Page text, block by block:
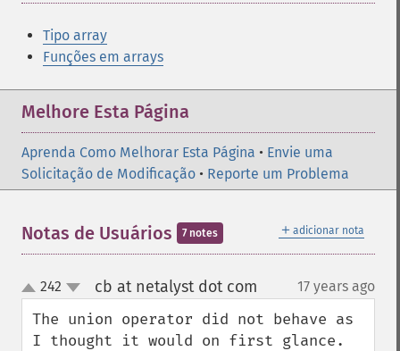
Tipo array
Funções em arrays
Melhore Esta Página
Aprenda Como Melhorar Esta Página • Envie uma
Solicitação de Modificação • Reporte um Problema
＋ adicionar nota
Notas de Usuários 7 notes
up
down
242 cb at netalyst dot com 17 years ago
The union operator did not behave as
I thought it would on first glance.